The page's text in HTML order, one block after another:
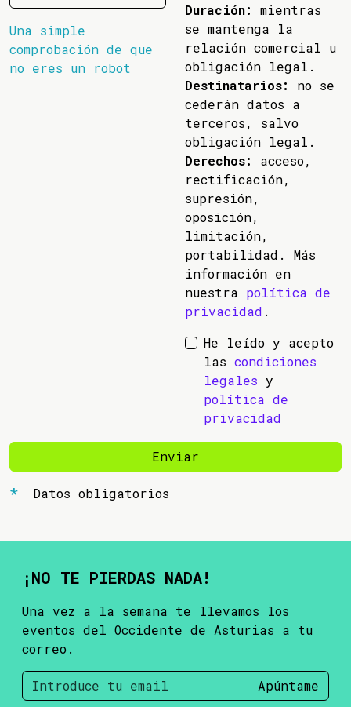
Una simple
comprobación de que
no eres un robot
Duración:
mientras
se mantenga la
relación comercial u
obligación legal.
Destinatarios:
no se
cederán datos a
terceros, salvo
obligación legal.
Derechos:
acceso,
rectificación,
supresión,
oposición,
limitación,
portabilidad. Más
información en
nuestra política de
privacidad .
He leído y acepto
las condiciones
legales y
política de
privacidad
Enviar
Datos obligatorios
¡NO TE PIERDAS NADA!
Una vez a la semana te llevamos los
eventos del Occidente de Asturias a tu
correo.
Apúntame